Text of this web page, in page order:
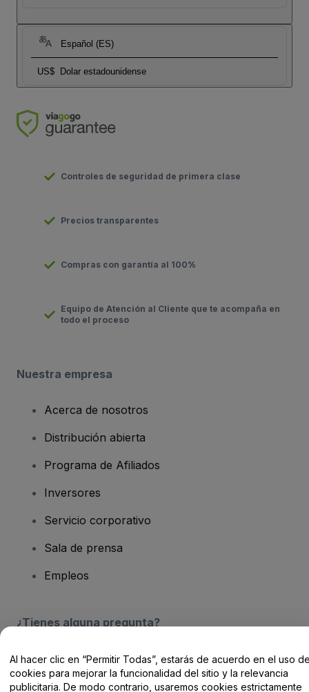
Español (ES)
US$ Dolar estadounidense
Controles de seguridad de primera clase
Precios transparentes
Compras con garantía al 100%
Equipo de Atención al Cliente que te acompaña en
todo el proceso
Nuestra empresa
Acerca de nosotros
Distribución abierta
Programa de Afiliados
Inversores
Servicio corporativo
Sala de prensa
Empleos
¿Tienes alguna pregunta?
Centro de Ayuda / Contacto
Al hacer clic en “Permitir Todas”, estarás de acuerdo en el uso
cookies para mejorar la funcionalidad del sitio y la relevancia
publicitaria. De modo contrario, usaremos cookies estrictamente